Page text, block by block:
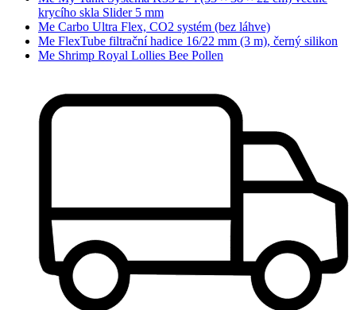
krycího skla Slider 5 mm
Me Carbo Ultra Flex, CO2 systém (bez láhve)
Me FlexTube filtrační hadice 16/22 mm (3 m), černý silikon
Me Shrimp Royal Lollies Bee Pollen